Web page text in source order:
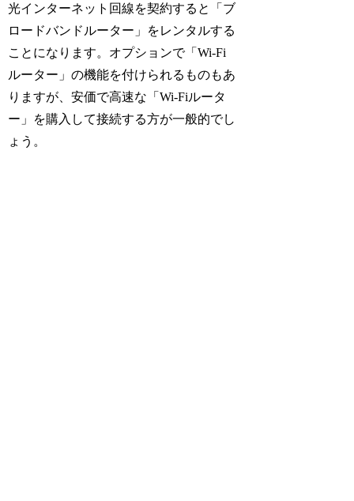
光インターネット回線を契約すると「ブ
ロードバンドルーター」をレンタルする
ことになります。オプションで「Wi-Fi
ルーター」の機能を付けられるものもあ
りますが、安価で高速な「Wi-Fiルータ
ー」を購入して接続する方が一般的でし
ょう。